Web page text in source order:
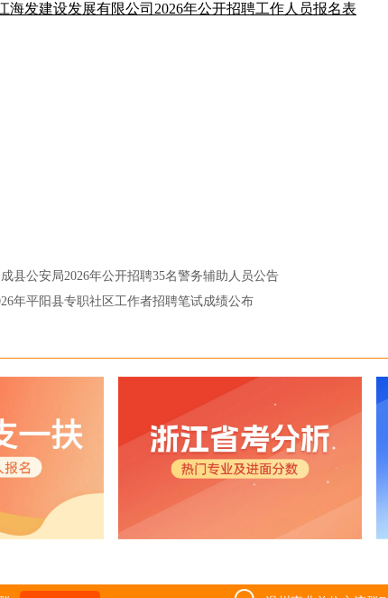
海发建设发展有限公司2026年公开招聘工作人员报名表
县公安局2026年公开招聘35名警务辅助人员公告
年平阳县专职社区工作者招聘笔试成绩公布